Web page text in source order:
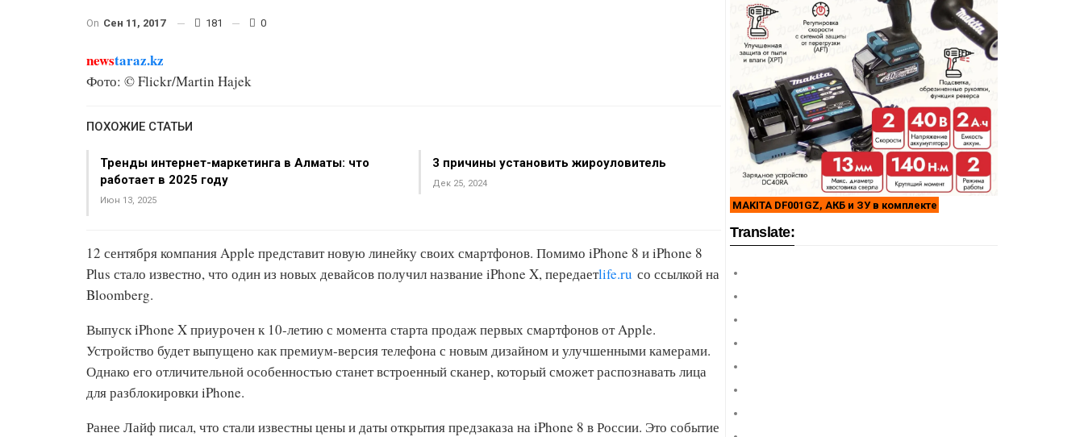
On Сен 11, 2017 181 0
newstaraz.kz
Фото: © Flickr/Martin Hajek
ПОХОЖИЕ СТАТЬИ
Тренды интернет-маркетинга в Алматы: что
работает в 2025 году
Июн 13, 2025
3 причины установить жироуловитель
Дек 25, 2024
12 сентября компания Apple представит новую линейку своих смартфонов. Помимо iPhone 8 и iPhone 8
Plus стало известно, что один из новых девайсов получил название iPhone X, передаетlife.ru со ссылкой на
Bloomberg.
Выпуск iPhone X приурочен к 10-летию с момента старта продаж первых смартфонов от Apple.
Устройство будет выпущено как премиум-версия телефона с новым дизайном и улучшенными камерами.
Однако его отличительной особенностью станет встроенный сканер, который сможет распознавать лица
для разблокировки iPhone.
Ранее Лайф писал, что стали известны цены и даты открытия предзаказа на iPhone 8 в России. Это событие
MAKITA DF001GZ, АКБ и ЗУ в комплекте
Translate: